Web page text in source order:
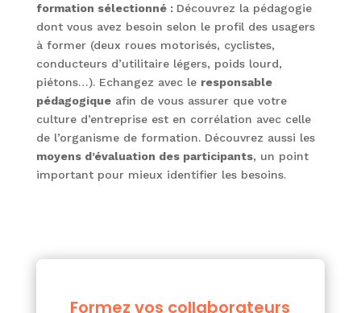
formation sélectionné : Découvrez la pédagogie
dont vous avez besoin selon le profil des usagers
à former (deux roues motorisés, cyclistes,
conducteurs d’utilitaire légers, poids lourd,
piétons…). Echangez avec le responsable
pédagogiqueafin de vous assurer que votre
culture d’entreprise est en corrélation avec celle
de l’organisme de formation. Découvrez aussi les
moyens d’évaluation des participants, un point
important pour mieux identifier les besoins.
Formez vos collaborateurs